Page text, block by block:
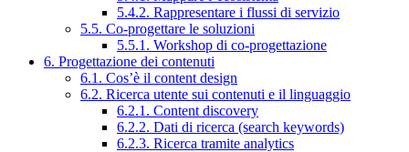
5.4.2. Rappresentare i flussi di servizio
5.5. Co-progettare le soluzioni
5.5.1. Workshop di co-progettazione
6. Progettazione dei contenuti
6.1. Cos’è il content design
6.2. Ricerca utente sui contenuti e il linguaggio
6.2.1. Content discovery
6.2.2. Dati di ricerca (search keywords)
6.2.3. Ricerca tramite analytics